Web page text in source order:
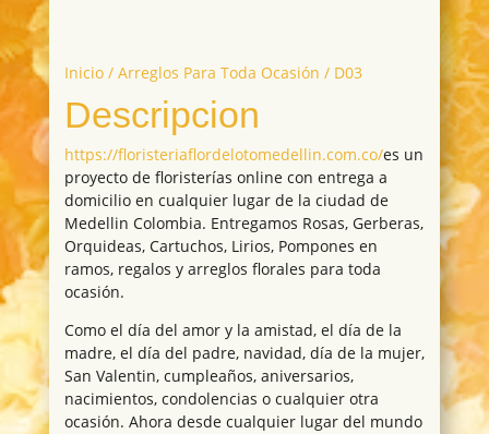
Inicio/ Arreglos Para Toda Ocasión / D03
Descripcion
https://floristeriaflordelotomedellin.com.co/es un
proyecto de floristerías online con entrega a
domicilio en cualquier lugar de la ciudad de
Medellin Colombia. Entregamos Rosas, Gerberas,
Orquideas, Cartuchos, Lirios, Pompones en
ramos, regalos y arreglos florales para toda
ocasión.
Como el día del amor y la amistad, el día de la
madre, el día del padre, navidad, día de la mujer,
San Valentin, cumpleaños, aniversarios,
nacimientos, condolencias o cualquier otra
ocasión. Ahora desde cualquier lugar del mundo